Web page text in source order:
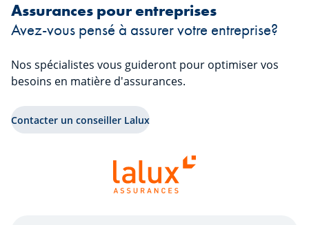
Assurances pour entreprises
Avez-vous pensé à assurer votre entreprise?
Nos spécialistes vous guideront pour optimiser vos
besoins en matière d'assurances.
Contacter un conseiller Lalux